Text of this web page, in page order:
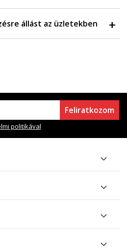
állást az üzletekben
Feliratkozom
politikával